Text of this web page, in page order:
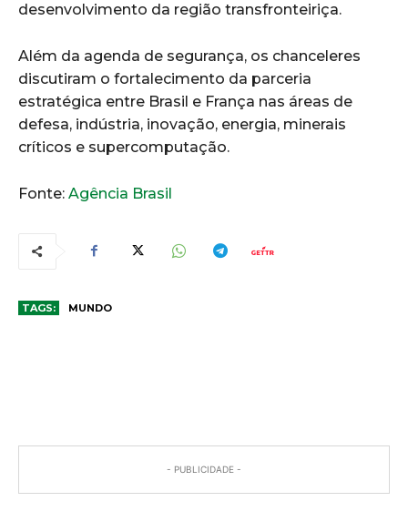
desenvolvimento da região transfronteiriça.
Além da agenda de segurança, os chanceleres
discutiram o fortalecimento da parceria
estratégica entre Brasil e França nas áreas de
defesa, indústria, inovação, energia, minerais
críticos e supercomputação.
Fonte: Agência Brasil
TAGS: MUNDO
- PUBLICIDADE -